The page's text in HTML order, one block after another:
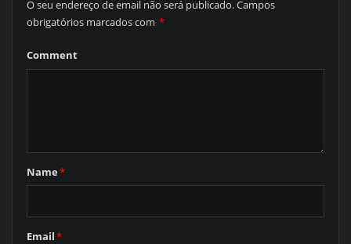
O seu endereço de email não será publicado.Campos
obrigatórios marcados com *
Comment
Name*
Email*